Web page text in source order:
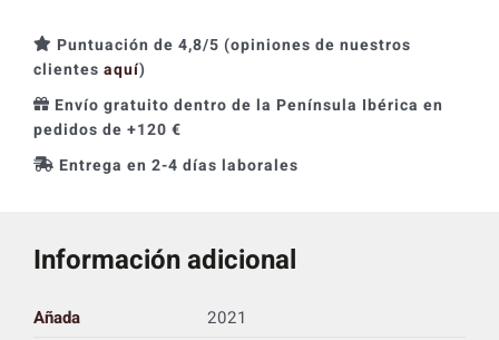
Puntuación de 4,8/5 (opiniones de nuestros
clientes aquí)
Envío gratuito dentro de la Península Ibérica en
pedidos de +120 €
Entrega en 2-4 días laborales
Información adicional
Añada
2021